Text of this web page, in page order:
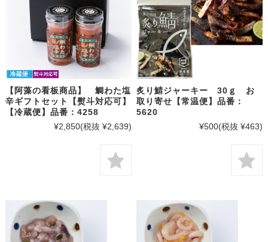
【阿藻の看板商品】 鯛わた塩
辛ギフトセット【熨斗対応可】
【冷蔵便】品番：4258
¥2,850(税抜 ¥2,639)
炙り鯖ジャーキー 30ｇ お
取り寄せ【常温便】品番：
5620
¥500(税抜 ¥463)